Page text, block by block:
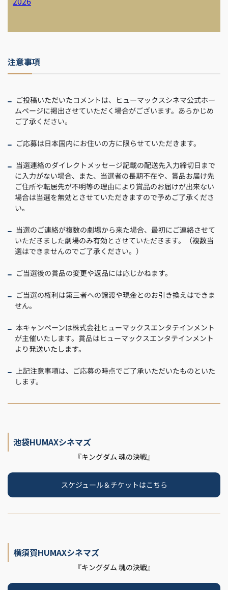
注意事項
ご投稿いただいたコメントは、ヒューマックスシネマ公式ホー
ムページに掲出させていただく場合がございます。あらかじめ
ご了承ください。
ご応募は日本国内にお住いの方に限らせていただきます。
当選連絡のダイレクトメッセージ記載の配送先入力締切日まで
に入力がない場合、また、当選者の長期不在や、賞品お届け先
ご住所や転居先が不明等の理由により賞品のお届けが出来ない
場合は当選を無効とさせていただきますので予めご了承くださ
い。
当選のご連絡が複数の劇場から来た場合、最初にご連絡させて
いただきました劇場のみ有効とさせていただきます。（複数当
選はできませんのでご了承ください。）
ご当選後の賞品の変更や返品には応じかねます。
ご当選の権利は第三者への譲渡や現金とのお引き換えはできま
せん。
本キャンペーンは株式会社ヒューマックスエンタテインメント
が主催いたします。賞品はヒューマックスエンタテインメント
より発送いたします。
上記注意事項は、ご応募の時点でご了承いただいたものといた
します。
池袋HUMAXシネマズ
『キングダム 魂の決戦』
スケジュール＆チケットはこちら
横須賀HUMAXシネマズ
『キングダム 魂の決戦』